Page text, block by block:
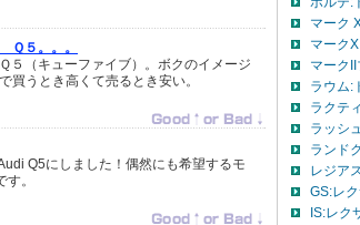
Ｑ５。。。
（キューファイブ）。ボクのイメージ
買うとき高くて売るとき安い。
Q5にしました！偶然にも希望するモ
。
マーク
マーク
マーク
ラウム:
ラクテ
ラッシ
ランド
レジア
GS:レ
IS:レク